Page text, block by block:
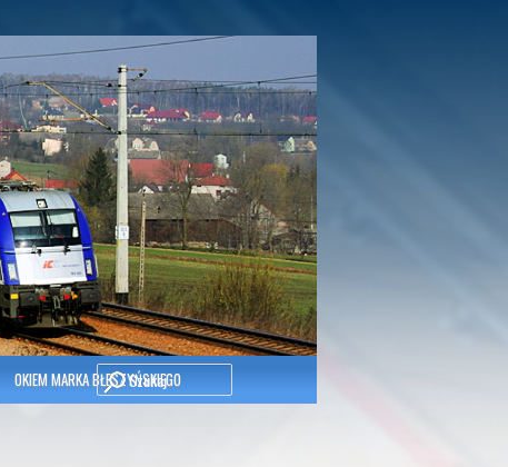
Szukaj
OKIEM MARKA BŁESZYŃSKIEGO